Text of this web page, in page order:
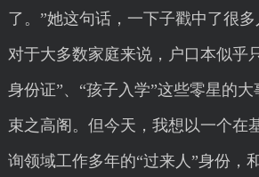
了。”她这句话，一下子戳中了很多
对于大多数家庭来说，户口本似乎
身份证”、“孩子入学”这些零星的
束之高阁。但今天，我想以一个在
询领域工作多年的“过来人”身份，